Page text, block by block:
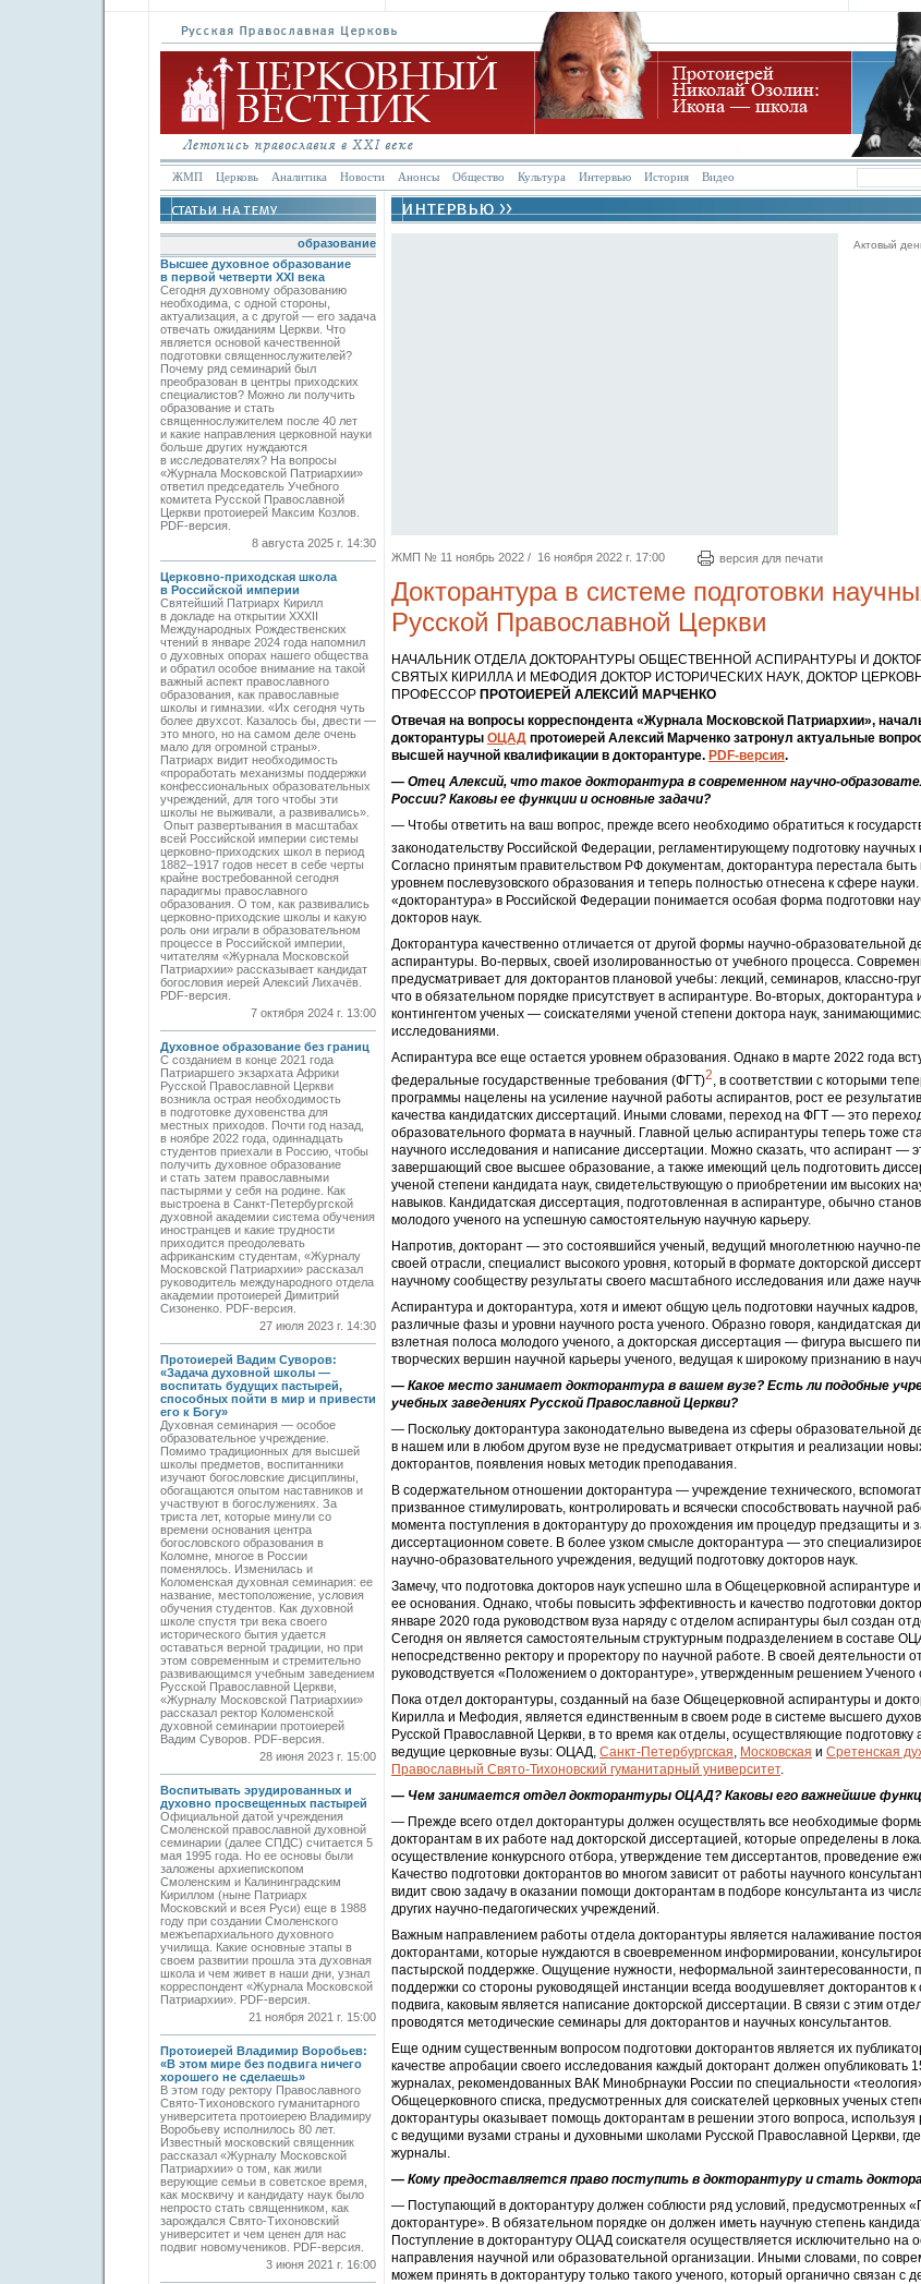
ЖМП Церковь Аналитика Новости Анонсы Общество Культура Интервью История Видео
образование
Высшее духовное образование
в первой четверти XXI века
Сегодня духовному образованию
необходима, с одной стороны,
актуализация, а с другой — его задача
отвечать ожиданиям Церкви. Что
является основой качественной
подготовки священнослужителей?
Почему ряд семинарий был
преобразован в центры приходских
специалистов? Можно ли получить
образование и стать
священнослужителем после 40 лет
и какие направления церковной науки
больше других нуждаются
в исследователях? На вопросы
«Журнала Московской Патриархии»
ответил председатель Учебного
комитета Русской Православной
Церкви протоиерей Максим Козлов.
PDF-версия.
8 августа 2025 г. 14:30
Церковно-приходская школа
в Российской империи
Святейший Патриарх Кирилл
в докладе на открытии XXXII
Международных Рождественских
чтений в январе 2024 года напомнил
о духовных опорах нашего общества
и обратил особое внимание на такой
важный аспект православного
образования, как православные
школы и гимназии. «Их сегодня чуть
более двухсот. Казалось бы, двести —
это много, но на самом деле очень
мало для огромной страны».
Патриарх видит необходимость
«проработать механизмы поддержки
конфессиональных образовательных
учреждений, для того чтобы эти
школы не выживали, а развивались».
Опыт развертывания в масштабах
всей Российской империи системы
церковно-­приходских школ в период
1882–1917 годов несет в себе черты
крайне востребованной сегодня
парадигмы православного
образования. О том, как развивались
церковно-приходские школы и какую
роль они играли в образовательном
процессе в Российской империи,
читателям «Журнала Московской
Патриархии» рассказывает кандидат
богословия иерей Алексий Лихачёв.
PDF-версия.
7 октября 2024 г. 13:00
Духовное образование без границ
С созданием в конце 2021 года
Патриаршего экзархата Африки
Русской Православной Церкви
возникла острая необходимость
в подготовке духовенства для
местных приходов. Почти год назад,
в ноябре 2022 года, одиннадцать
студентов приехали в Россию, чтобы
получить духовное образование
и стать затем православными
пастырями у себя на родине. Как
выстроена в Санкт-Петербургской
духовной академии система обучения
иностранцев и какие трудности
приходится преодолевать
африканским студентам, «Журналу
Московской Патриархии» рассказал
руководитель международного отдела
академии прото­иерей Димитрий
Сизоненко. PDF-версия.
27 июля 2023 г. 14:30
Протоиерей Вадим Суворов:
«Задача духовной школы —
воспитать будущих пастырей,
способных пойти в мир и привести
его к Богу»
Духовная семинария — особое
образовательное учреждение.
Помимо традиционных для высшей
школы предметов, воспитанники
изучают богословские дисциплины,
обогащаются опытом наставников и
участвуют в богослужениях. За
триста лет, которые минули со
времени основания центра
богословского образования в
Коломне, многое в России
поменялось. Изменилась и
Коломенская духовная семинария: ее
название, местоположение, условия
обучения студентов. Как духовной
школе спустя три века своего
исторического бытия удается
оставаться верной традиции, но при
этом современным и стремительно
развивающимся учебным заведением
Русской Православной Церкви,
«Журналу Московской Патриархии»
рассказал ректор Коломенской
духовной семинарии протоиерей
Вадим Суворов. PDF-версия.
28 июня 2023 г. 15:00
Воспитывать эрудированных и
духовно просвещенных пастырей
Официальной датой учреждения
Смоленской православной духовной
семинарии (далее СПДС) считается 5
мая 1995 года. Но ее основы были
заложены архиепископом
Смоленским и Калининградским
Кириллом (ныне Патриарх
Московский и всея Руси) еще в 1988
году при создании Смоленского
межъепархиального духовного
училища. Какие основные этапы в
своем развитии прошла эта духовная
школа и чем живет в наши дни, узнал
корреспондент «Журнала Московской
Патриархии». PDF-версия.
21 ноября 2021 г. 15:00
Протоиерей Владимир Воробьев:
«В этом мире без подвига ничего
хорошего не сделаешь»
В этом году ректору Православного
Свято-Тихоновского гуманитарного
университета протоиерею Владимиру
Воробьеву исполнилось 80 лет.
Известный московский священник
рассказал «Журналу Московской
Патриархии» о том, как жили
верующие семьи в советское время,
как москвичу и кандидату наук было
непросто стать священником, как
зарождался Свято-Тихоновский
университет и чем ценен для нас
подвиг новомучеников. PDF-версия.
3 июня 2021 г. 16:00
Актовый
ЖМП № 11 ноябрь 2022 / 16 ноября 2022 г. 17:00 версия для печати
Докторантура в системе подготовки
Русской Православной Церкви
НАЧАЛЬНИК ОТДЕЛА ДОКТОРАНТУРЫ ОБЩЕСТВЕННОЙ АСПИРАНТУРЫ И
СВЯТЫХ КИРИЛЛА И МЕФОДИЯ ДОКТОР ИСТОРИЧЕСКИХ НАУК, ДОКТОР
ПРОФЕССОР ПРОТОИЕРЕЙ АЛЕКСИЙ МАРЧЕНКО
Отвечая на вопросы корреспондента «Журнала Московской Патриархии»,
докторантуры ОЦАД протоиерей Алексий Марченко затронул актуальные
высшей научной квалификации в докторантуре. PDF-версия.
— Отец Алексий, что такое докторантура в современном научно-
России? Каковы ее функции и основные задачи?
— Чтобы ответить на ваш вопрос, прежде всего необходимо обратиться к
законодательству Российской Федерации, регламентирующему подготовку научных
Согласно принятым правительством РФ документам, докторантура перестала
уровнем послевузовского образования и теперь полностью отнесена к сфере
«докторантура» в Российской Федерации понимается особая форма подготовки
докторов наук.
Докторантура качественно отличается от другой формы научно-образовательной
аспирантуры. Во-первых, своей изолированностью от учебного процесса.
предусматривает для докторантов плановой учебы: лекций, семинаров, классно-
что в обязательном порядке присутствует в аспирантуре. Во-вторых,
контингентом ученых — соискателями ученой степени доктора наук,
исследованиями.
Аспирантура все еще остается уровнем образования. Однако в марте 2022 года
федеральные государственные требования (ФГТ)2, в соответствии с которыми
программы нацелены на усиление научной работы аспирантов, рост ее
качества кандидатских диссертаций. Иными словами, переход на ФГТ — это
образовательного формата в научный. Главной целью аспирантуры теперь тоже
научного исследования и написание диссертации. Можно сказать, что аспирант —
завершающий свое высшее образование, а также имеющий цель подготовить
ученой степени кандидата наук, свидетельствующую о приобретении им высоких
навыков. Кандидатская диссертация, подготовленная в аспирантуре, обычно
молодого ученого на успешную самостоятельную научную карьеру.
Напротив, докторант — это состоявшийся ученый, ведущий многолетнюю научно-
своей отрасли, специалист высокого уровня, который в формате докторской
научному сообществу результаты своего масштабного исследования или даже
Аспирантура и докторантура, хотя и имеют общую цель подготовки научных
различные фазы и уровни научного роста ученого. Образно говоря, кандидатская
взлетная полоса молодого ученого, а докторская диссертация — фигура высшего
творческих вершин научной карьеры ученого, ведущая к широкому признанию в
— Какое место занимает докторантура в вашем вузе? Есть ли подобные
учебных заведениях Русской Православной Церкви?
— Поскольку докторантура законодательно выведена из сферы образовательной
в нашем или в любом другом вузе не предусматривает открытия и реализации
докторантов, появления новых методик преподавания.
В содержательном отношении докторантура — учреждение технического,
призванное стимулировать, контролировать и всячески способствовать научной
момента поступления в докторантуру до прохождения им процедур предзащиты и
диссертационном совете. В более узком смысле докторантура — это
научно-образовательного учреждения, ведущий подготовку докторов наук.
Замечу, что подготовка докторов наук успешно шла в Общецерковной аспирантуре
ее основания. Однако, чтобы повысить эффективность и качество подготовки
январе 2020 года руководством вуза наряду с отделом аспирантуры был создан
Сегодня он является самостоятельным структурным подразделением в составе
непосредственно ректору и проректору по научной работе. В своей деятельности
руководствуется «Положением о докторантуре», утвержденным решением
Пока отдел докторантуры, созданный на базе Общецерковной аспирантуры и
Кирилла и Мефодия, является единственным в своем роде в системе высшего
Русской Православной Церкви, в то время как отделы, осуществляющие подготовку
ведущие церковные вузы: ОЦАД, Санкт-Петербургская, Московская и Сретенская
Православный Свято-Тихоновский гуманитарный университет.
— Чем занимается отдел докторантуры ОЦАД? Каковы его важнейшие
— Прежде всего отдел докторантуры должен осуществлять все необходимые
докторантам в их работе над докторской диссертацией, которые определены в
осуществление конкурсного отбора, утверждение тем диссертантов, проведение
Качество подготовки докторантов во многом зависит от работы научного
видит свою задачу в оказании помощи докторантам в подборе консультанта из
других научно-­педагогических учреждений.
Важным направлением работы отдела докторантуры является налаживание
докторантами, которые нуждаются в своевременном информировании,
пастырской поддержке. Ощущение нужности, неформальной заинтересованности,
поддержки со стороны руководящей инстанции всегда воодушевляет докторантов
подвига, каковым является написание докторской диссертации. В связи с этим
проводятся методические семинары для докторантов и научных консультантов.
Еще одним существенным вопросом подготовки докторантов является их
качестве апробации своего исследования каждый докторант должен опубликовать
журналах, рекомендованных ВАК Минобрнауки России по специальности
Общецерковного списка, предусмотренных для соискателей церковных ученых
докторантуры оказывает помощь докторантам в решении этого вопроса,
с ведущими вузами страны и духовными школами Русской Православной Церкви,
журналы.
— Кому предоставляется право поступить в докторантуру и стать
— Поступающий в докторантуру должен соблюсти ряд условий, предусмотренных
докторантуре». В обязательном порядке он должен иметь научную степень
Поступление в докторантуру ОЦАД соискателя осуществляется исключительно на
направления научной или образовательной организации. Иными словами, по
можем принять в докторантуру только такого ученого, который органично связан